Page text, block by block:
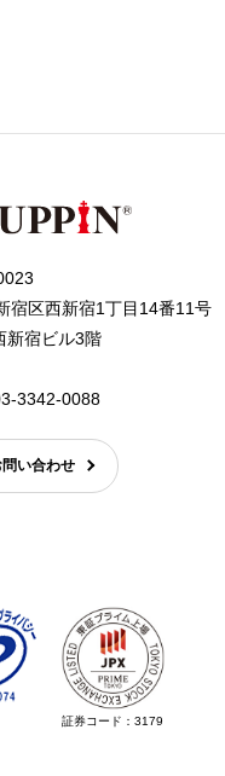
宿区西新宿1丁目14番11号
新宿ビル3階
3342-0088
問い合わせ
証券コード：3179